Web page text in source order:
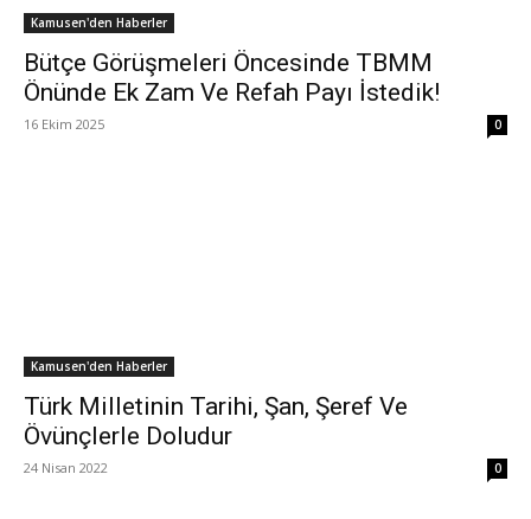
Kamusen'den Haberler
Bütçe Görüşmeleri Öncesinde TBMM
Önünde Ek Zam Ve Refah Payı İstedik!
16 Ekim 2025 0
Kamusen'den Haberler
Türk Milletinin Tarihi, Şan, Şeref Ve
Övünçlerle Doludur
24 Nisan 2022 0